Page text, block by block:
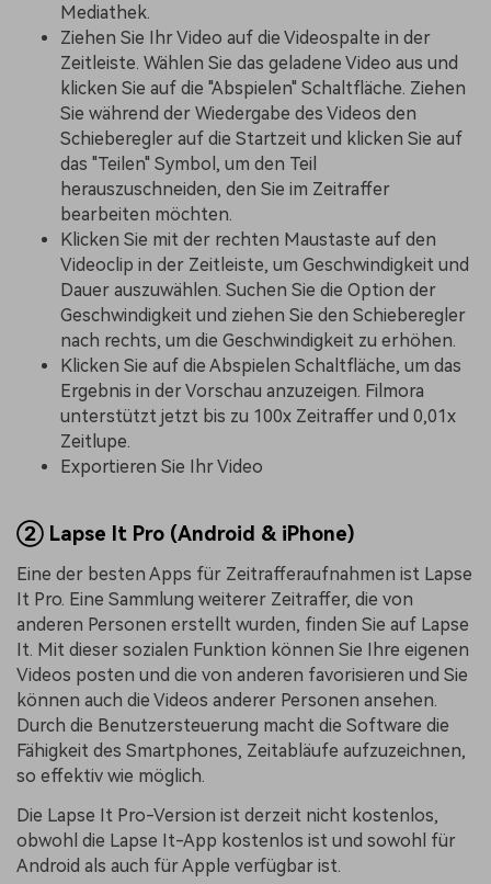
Mediathek.
Ziehen Sie Ihr Video auf die Videospalte in der
Zeitleiste. Wählen Sie das geladene Video aus und
klicken Sie auf die "Abspielen" Schaltfläche. Ziehen
Sie während der Wiedergabe des Videos den
Schieberegler auf die Startzeit und klicken Sie auf
das "Teilen" Symbol, um den Teil
herauszuschneiden, den Sie im Zeitraffer
bearbeiten möchten.
Klicken Sie mit der rechten Maustaste auf den
Videoclip in der Zeitleiste, um Geschwindigkeit und
Dauer auszuwählen. Suchen Sie die Option der
Geschwindigkeit und ziehen Sie den Schieberegler
nach rechts, um die Geschwindigkeit zu erhöhen.
Klicken Sie auf die Abspielen Schaltfläche, um das
Ergebnis in der Vorschau anzuzeigen. Filmora
unterstützt jetzt bis zu 100x Zeitraffer und 0,01x
Zeitlupe.
Exportieren Sie Ihr Video
② Lapse It Pro (Android & iPhone)
Eine der besten Apps für Zeitrafferaufnahmen ist Lapse
It Pro. Eine Sammlung weiterer Zeitraffer, die von
anderen Personen erstellt wurden, finden Sie auf Lapse
It. Mit dieser sozialen Funktion können Sie Ihre eigenen
Videos posten und die von anderen favorisieren und Sie
können auch die Videos anderer Personen ansehen.
Durch die Benutzersteuerung macht die Software die
Fähigkeit des Smartphones, Zeitabläufe aufzuzeichnen,
so effektiv wie möglich.
Die Lapse It Pro-Version ist derzeit nicht kostenlos,
obwohl die Lapse It-App kostenlos ist und sowohl für
Android als auch für Apple verfügbar ist.